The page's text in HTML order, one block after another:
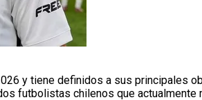
y tiene definidos a sus principales
futbolistas chilenos que actualmente